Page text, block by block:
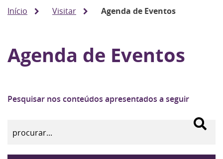
Início Visitar Agenda de Eventos
Agenda de Eventos
Pesquisar nos conteúdos apresentados a seguir